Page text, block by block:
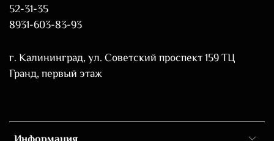
52-31-35
8931-603-83-93
г. Калининград, ул. Советский проспект 159 ТЦ
Гранд, первый этаж